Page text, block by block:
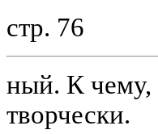
стр. 76
ный. К чему,
творчески.